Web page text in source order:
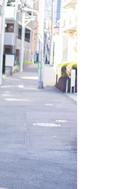
お客様サポート
ご利用ガイド
よくある質問・お問合せ
ご利用規約